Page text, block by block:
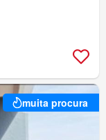
muita procura